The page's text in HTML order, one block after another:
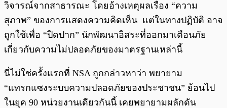
วิจารณ์จากสาธารณะ โดยอ้างเหตุผลเรื่อง “ความ
สุภาพ” ของการแสดงความคิดเห็น แต่ในทางปฏิบัติ อาจ
ถูกใช้เพื่อ “ปิดปาก” นักพัฒนาอิสระที่ออกมาเตือนภัย
เกี่ยวกับความไม่ปลอดภัยของมาตรฐานเหล่านี้
นี่ไม่ใช่ครั้งแรกที่ NSA ถูกกล่าวหาว่า พยายาม
“แทรกแซงระบบความปลอดภัยของประชาชน” ย้อนไป
ในยุค 90 หน่วยงานเดียวกันนี้ เคยพยายามผลักดัน